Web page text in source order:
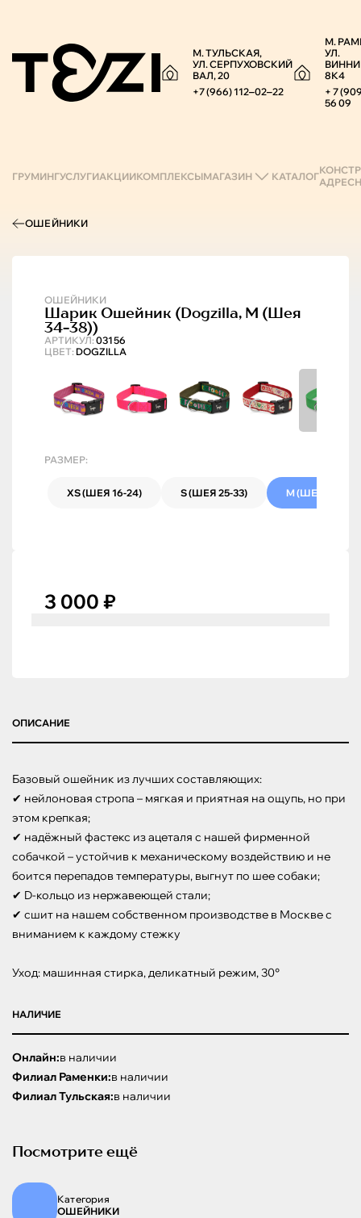
М. ТУЛЬСКАЯ,
УЛ. СЕРПУХОВСКИЙ
ВАЛ, 20
+7 (966) 112‒02‒22
М.
УЛ.
8К4
+ 7
56 09
ГРУМИНГУСЛУГИАКЦИИКОМПЛЕКСЫМАГАЗИН КАТАЛОГ
ОШЕЙНИКИ
ОШЕЙНИКИ
АРТИКУЛ: 03156
Шарик Ошейник (dogzilla, M (шея
34-38))
ЦВЕТ: DOGZILLA
РАЗМЕР:
XS (ШЕЯ 16-24) S (ШЕЯ 25-33) M (ШЕЯ 34-38)
3 000 ₽
ОПИСАНИЕ
Базовый ошейник из лучших составляющих:
✔ нейлоновая стропа – мягкая и приятная на ощупь, но при
этом крепкая;
✔ надёжный фастекс из ацеталя с нашей фирменной
собачкой – устойчив к механическому воздействию и не
боится перепадов температуры, выгнут по шее собаки;
✔ D-кольцо из нержавеющей стали;
✔ сшит на нашем собственном производстве в Москве с
вниманием к каждому стежку
Уход: машинная стирка, деликатный режим, 30°
НАЛИЧИЕ
Онлайн:в наличии
Филиал Раменки:в наличии
Филиал Тульская:в наличии
Посмотрите ещё
Категория
ОШЕЙНИКИ